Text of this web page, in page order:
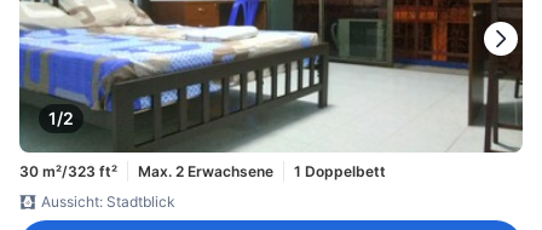
1/2
30 m²/323 ft² Max. 2 Erwachsene
1 Doppelbett
Aussicht: Stadtblick